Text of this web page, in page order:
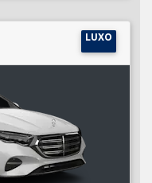
LUXO